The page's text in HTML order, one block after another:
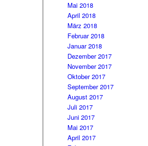
Mai 2018
April 2018
März 2018
Februar 2018
Januar 2018
Dezember 2017
November 2017
Oktober 2017
September 2017
August 2017
Juli 2017
Juni 2017
Mai 2017
April 2017